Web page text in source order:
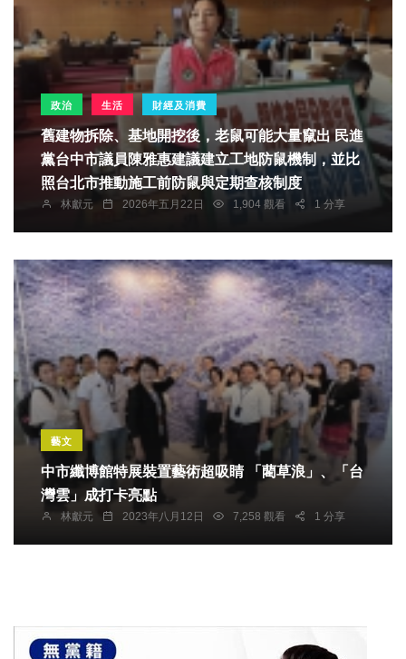
政治 生活 財經及消費
舊建物拆除、基地開挖後，老鼠可能大量竄出 民進
黨台中市議員陳雅惠建議建立工地防鼠機制，並比
照台北市推動施工前防鼠與定期查核制度
林獻元 2026年五月22日 1,904 觀看 1 分享
藝文
中市纖博館特展裝置藝術超吸睛 「藺草浪」、「台
灣雲」成打卡亮點
林獻元 2023年八月12日 7,258 觀看 1 分享